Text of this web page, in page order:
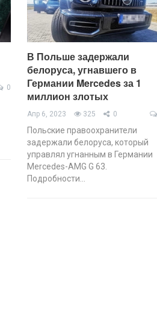
0
В Польше задержали
белоруса, угнавшего в
Германии Mercedes за 1
миллион злотых
Апр 6, 2023 325 0
Польские правоохранители
задержали белоруса, который
управлял угнанным в Германии
Mercedes-AMG G 63.
Подробности…